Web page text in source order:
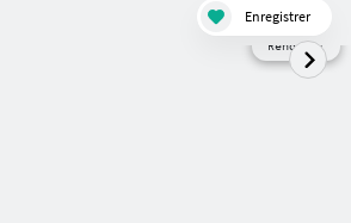
Enregistrer
Rendu AI